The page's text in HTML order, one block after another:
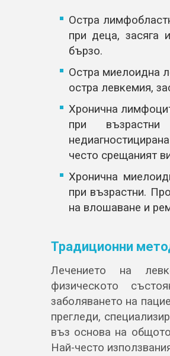
Остра
при деца, засяга
бързо.
Остра миелоидна
остра левкемия,
Хронична
при
често срещаният
Хронична
при възрастни.
на влошаване и
Традиционни
Лечението на
физическото
заболяването на
прегледи,
въз основа на
Най-често